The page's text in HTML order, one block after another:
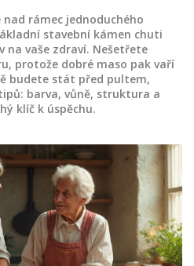
rámec jednoduchého
stavební kámen chuti
na vaše zdraví. Nešetřete
protože dobré maso pak vaří
budete stát před pultem,
barva, vůně, struktura a
klíč k úspěchu.